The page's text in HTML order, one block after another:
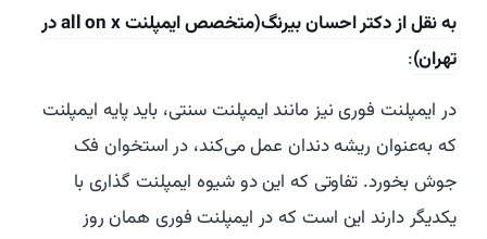
به نقل از دکتر احسان بیرنگ(متخصص ایمپلنت all on x در
تهران):
در ایمپلنت فوری نیز مانند ایمپلنت سنتی، باید پایه ایمپلنت
که به‌عنوان ریشه دندان عمل می‌کند، در استخوان فک
جوش بخورد. تفاوتی که این دو شیوه ایمپلنت گذاری با
یکدیگر دارند این است که در ایمپلنت فوری همان روز